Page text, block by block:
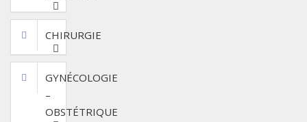
CHIRURGIE
GYNÉCOLOGIE
–
OBSTÉTRIQUE